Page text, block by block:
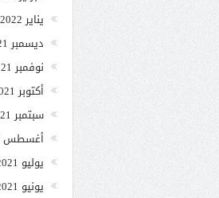
يناير 2022
ديسمبر 2021
نوفمبر 2021
أكتوبر 2021
سبتمبر 2021
أغسطس 2021
يوليو 2021
يونيو 2021